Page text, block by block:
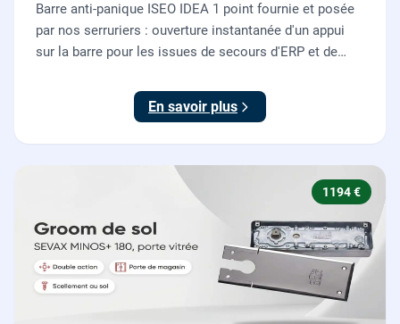
Barre anti-panique ISEO IDEA 1 point fournie et posée
par nos serruriers : ouverture instantanée d'un appui
sur la barre pour les issues de secours d'ERP et de
En savoir plus
1194 €